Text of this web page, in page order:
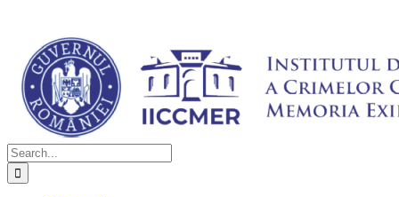
Search
for: